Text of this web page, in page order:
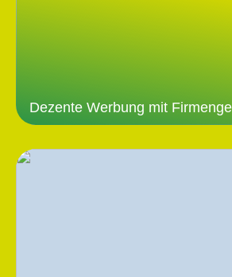
Dezente Werbung mit